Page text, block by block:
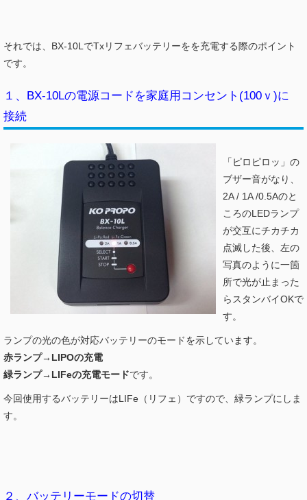
それでは、BX-10LでTxリフェバッテリーをを充電する際のポイント
です。
１、BX-10Lの電源コードを家庭用コンセント(100ｖ)に
接続
「ピロピロッ」の
ブザー音がなり、
2A / 1A /0.5Aのと
ころのLEDランプ
が交互にチカチカ
点滅した後、左の
写真のように一箇
所で光が止まった
らスタンバイOKで
す。
ランプの光の色が対応バッテリーのモードを示しています。
赤ランプ→LIPOの充電
緑ランプ→LIFeの充電モードです。
今回使用するバッテリーはLIFe（リフェ）ですので、緑ランプにしま
す。
２、バッテリーモードの切替